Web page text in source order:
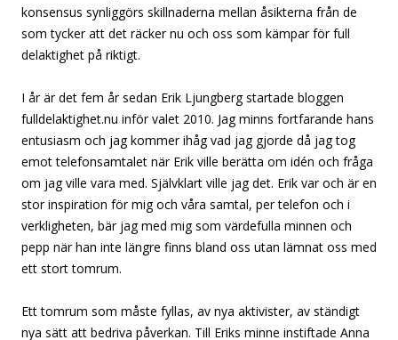
konsensus synliggörs skillnaderna mellan åsikterna från de
som tycker att det räcker nu och oss som kämpar för full
delaktighet på riktigt.
I år är det fem år sedan Erik Ljungberg startade bloggen
fulldelaktighet.nu inför valet 2010. Jag minns fortfarande hans
entusiasm och jag kommer ihåg vad jag gjorde då jag tog
emot telefonsamtalet när Erik ville berätta om idén och fråga
om jag ville vara med. Självklart ville jag det. Erik var och är en
stor inspiration för mig och våra samtal, per telefon och i
verkligheten, bär jag med mig som värdefulla minnen och
pepp när han inte längre finns bland oss utan lämnat oss med
ett stort tomrum.
Ett tomrum som måste fyllas, av nya aktivister, av ständigt
nya sätt att bedriva påverkan. Till Eriks minne instiftade Anna